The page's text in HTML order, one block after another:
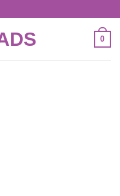
0